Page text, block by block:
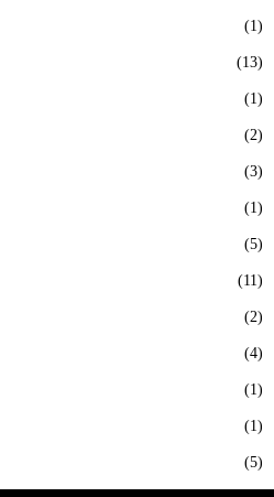
1
13
1
2
3
1
5
11
2
4
1
1
5